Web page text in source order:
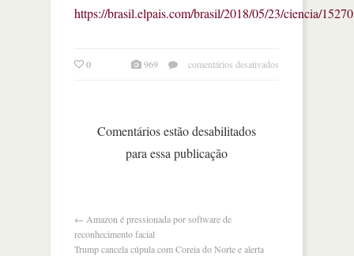
https://brasil.elpais.com/brasil/2018/05/23/ciencia/
0 969 comentários desativados
Comentários estão desabilitados
para essa publicação
← Amazon é pressionada por software de
reconhecimento facial
Trump cancela cúpula com Coreia do Norte e alerta